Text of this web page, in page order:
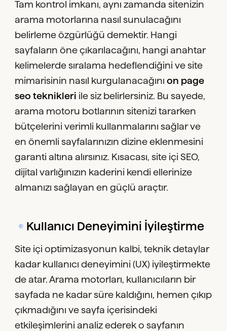
Tam kontrol imkanı, aynı zamanda sitenizin
arama motorlarına nasıl sunulacağını
belirleme özgürlüğü demektir. Hangi
sayfaların öne çıkarılacağını, hangi anahtar
kelimelerde sıralama hedeflendiğini ve site
mimarisinin nasıl kurgulanacağınıon page
seo teknikleri ile siz belirlersiniz. Bu sayede,
arama motoru botlarının sitenizi tararken
bütçelerini verimli kullanmalarını sağlar ve
en önemli sayfalarınızın dizine eklenmesini
garanti altına alırsınız. Kısacası, site içi SEO,
dijital varlığınızın kaderini kendi ellerinize
almanızı sağlayan en güçlü araçtır.
Kullanıcı Deneyimini İyileştirme
Site içi optimizasyonun kalbi, teknik detaylar
kadar kullanıcı deneyimini (UX) iyileştirmekte
de atar. Arama motorları, kullanıcıların bir
sayfada ne kadar süre kaldığını, hemen çıkıp
çıkmadığını ve sayfa içerisindeki
etkileşimlerini analiz ederek o sayfanın